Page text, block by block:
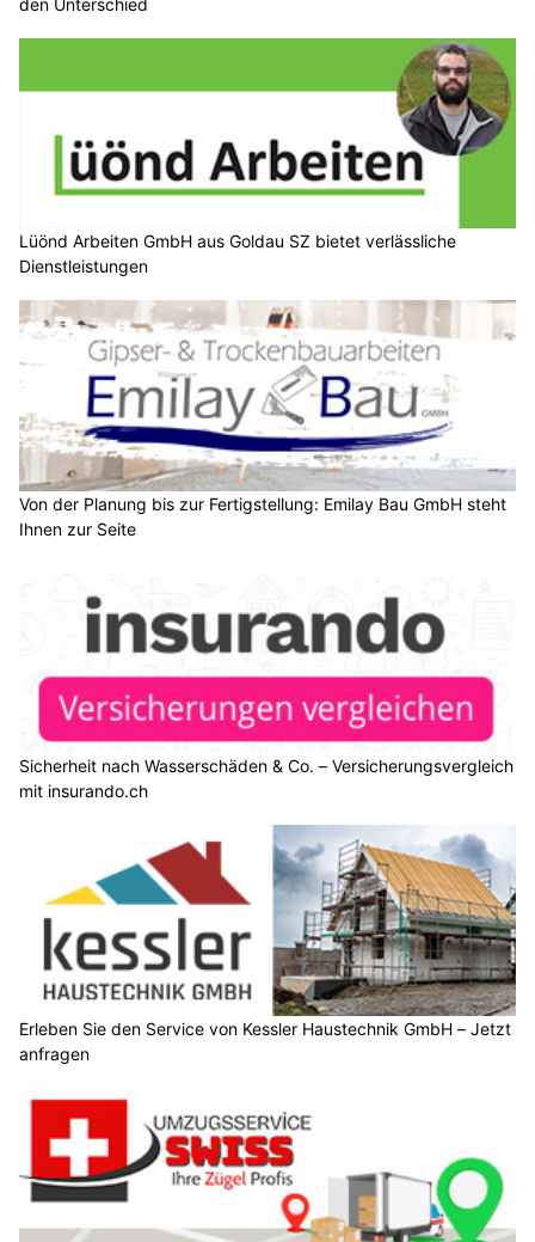
Lüönd Arbeiten GmbH aus Goldau SZ bietet verlässliche
Dienstleistungen
Von der Planung bis zur Fertigstellung: Emilay Bau GmbH steht
Ihnen zur Seite
Sicherheit nach Wasserschäden & Co. – Versicherungsvergleich
mit insurando.ch
Erleben Sie den Service von Kessler Haustechnik GmbH – Jetzt
anfragen